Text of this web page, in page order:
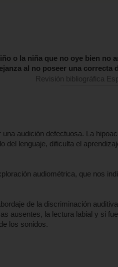
o la niña que no oye bien no
al no poseer una correcta
Revisión bibliográfica
audición defectuosa. La
del lenguaje, dificulta el
audiométrica, que nos
de la discriminación
ausentes, la lectura labial y si
los sonidos.